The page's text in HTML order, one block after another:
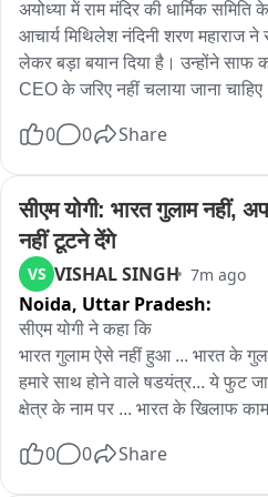
अयोध्या में राम मंदिर की धार्मिक
आचार्य मिथिलेश नंदिनी शरण महाराज ने
लेकर बड़ा बयान दिया है। उन्होंने साफ
CEO के जरिए नहीं चलाया जाना
भगवान के प्रति निष्ठावान हों और
दृष्टि से दक्ष व्यक्ति मंदिर की व्यवस्था
भगवान के प्रति कम और प्रशासनिक
है।उन्होंने कहा कि देश के कई बड़े
व्यवस्थाओं का संचालन किया जा रहा है।
CEO की नियुक्ति होती है तो वह इसका
सुनिश्चित किया जाना जरूरी है कि
होंगे।आचार्य ने स्पष्ट किया कि मुद्दा
की धार्मिक व्यवस्था में उसकी भूमिका
0 0 Share
सीएम योगी: भारत गुलाम नहीं,
नहीं टूटने देंगे
VS VISHAL SINGH 7m ago
Noida, Uttar Pradesh:
सीएम योगी ने कहा कि
भारत गुलाम ऐसे नहीं हुआ ... भारत के
हमारे साथ होने वाले षडयंत्र... ये फुट
क्षेत्र के नाम पर ... भारत के खिलाफ
सोशल मिडिया का प्लेटफॉर्म हो गया
0 0 Share